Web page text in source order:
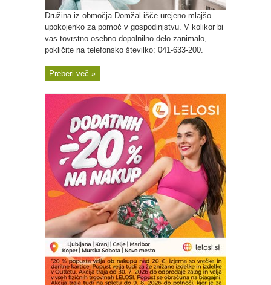
Družina iz območja Domžal išče urejeno mlajšo
upokojenko za pomoč v gospodinjstvu. V kolikor bi
vas tovrstno osebno dopolnilno delo zanimalo,
pokličite na telefonsko številko: 041-633-200.
Preberi več »